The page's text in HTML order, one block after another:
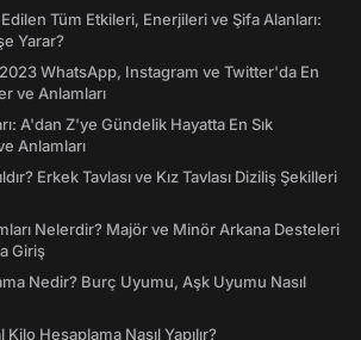
Tüm Etkileri, Enerjileri ve Şifa Alanları:
Yarar?
WhatsApp, Instagram ve Twitter'da En
ve Anlamları
A'dan Z'ye Gündelik Hayatta En Sık
Anlamları
Erkek Tavlası ve Kız Tavlası Diziliş Şekilleri
Nelerdir? Majör ve Minör Arkana Desteleri
Giriş
Nedir? Burç Uyumu, Aşk Uyumu Nasıl
Hesaplama Nasıl Yapılır?